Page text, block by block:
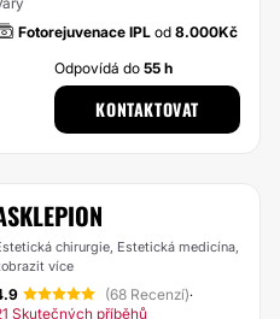
Fotorejuvenace IPL od 8.000Kč
Odpovídá do55 h
KONTAKTOVAT
chirurgie, Estetická medicína,
více
(68 Recenzí)·
Skutečných příběhů